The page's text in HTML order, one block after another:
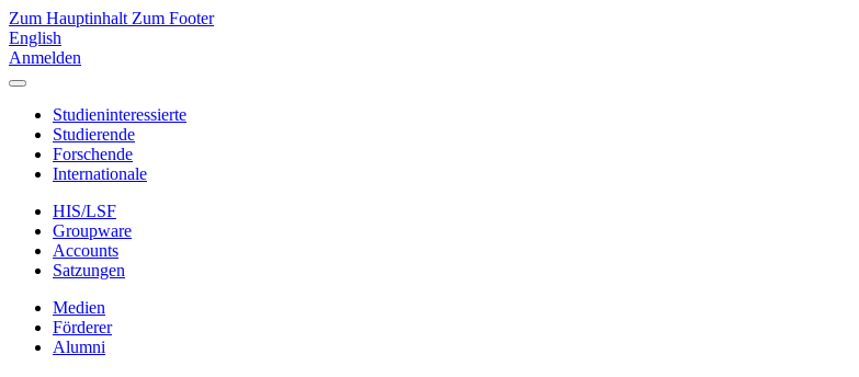
Zum Hauptinhalt Zum Footer
English
Anmelden
Studieninteressierte
Studierende
Forschende
Internationale
HIS/LSF
Groupware
Accounts
Satzungen
Medien
Förderer
Alumni